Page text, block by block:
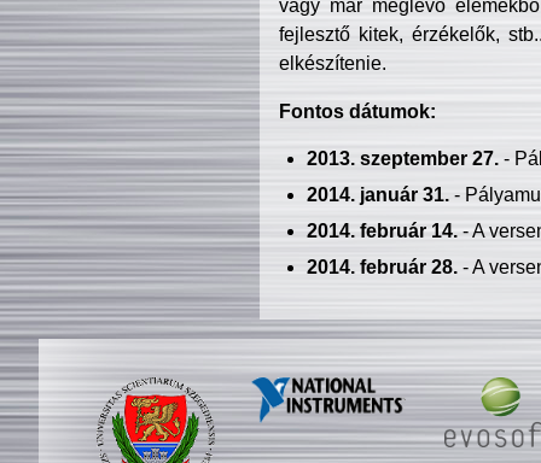
vagy már meglévő
fejlesztő kitek, érzékelők,
elkészítenie.
Fontos dátumok:
2013. szeptember 27.-
2014. január 31.-
2014. február 14.- A
2014. február 28.- A